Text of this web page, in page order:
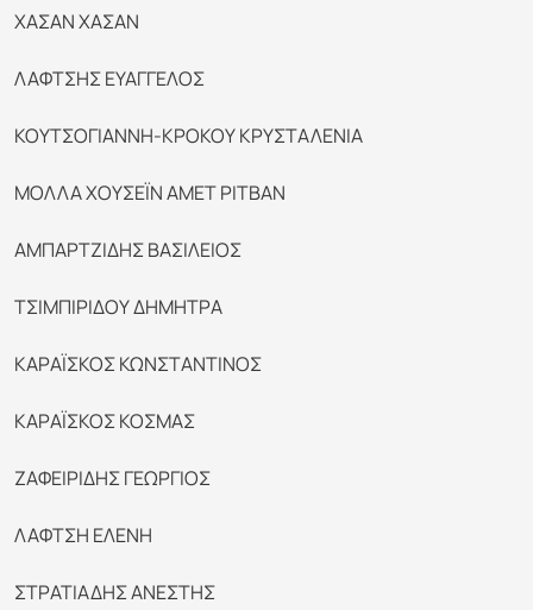
ΧΑΣΑΝ ΧΑΣΑΝ
ΛΑΦΤΣΗΣ ΕΥΑΓΓΕΛΟΣ
ΚΟΥΤΣΟΓΙΑΝΝΗ-ΚΡΟΚΟΥ ΚΡΥΣΤΑΛΕΝΙΑ
ΜΟΛΛΑ ΧΟΥΣΕΪΝ ΑΜΕΤ ΡΙΤΒΑΝ
ΑΜΠΑΡΤΖΙΔΗΣ ΒΑΣΙΛΕΙΟΣ
ΤΣΙΜΠΙΡΙΔΟΥ ΔΗΜΗΤΡΑ
ΚΑΡΑΪΣΚΟΣ ΚΩΝΣΤΑΝΤΙΝΟΣ
ΚΑΡΑΪΣΚΟΣ ΚΟΣΜΑΣ
ΖΑΦΕΙΡΙΔΗΣ ΓΕΩΡΓΙΟΣ
ΛΑΦΤΣΗ ΕΛΕΝΗ
ΣΤΡΑΤΙΑΔΗΣ ΑΝΕΣΤΗΣ